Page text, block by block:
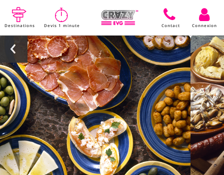
Destinations Devis 1 minute Contact Connexion